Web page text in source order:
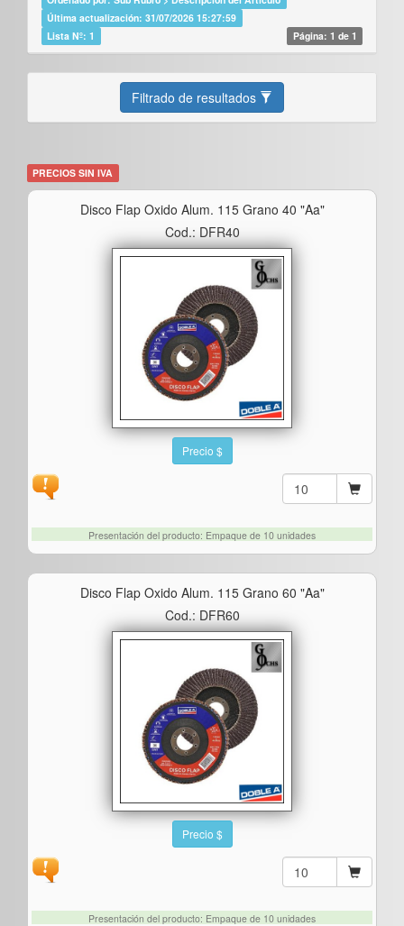
Última actualización: 31/07/2026 15:27:59
Lista Nº: 1
Página: 1 de 1
Filtrado de resultados
PRECIOS SIN IVA
Disco Flap Oxido Alum. 115 Grano 40 "aa"
Cod.: DFR40
Precio $
Presentación del producto: Empaque de 10 unidades
Disco Flap Oxido Alum. 115 Grano 60 "aa"
Cod.: DFR60
Precio $
Presentación del producto: Empaque de 10 unidades